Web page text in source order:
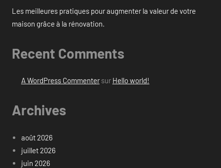
Les meilleures pratiques pour augmenter la valeur de votre
maison grâce à la rénovation.
Recent Comments
A WordPress Commentersur Hello world!
Archives
août 2026
juillet 2026
juin 2026